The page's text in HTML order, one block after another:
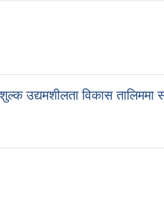
उद्यमशीलता विकास